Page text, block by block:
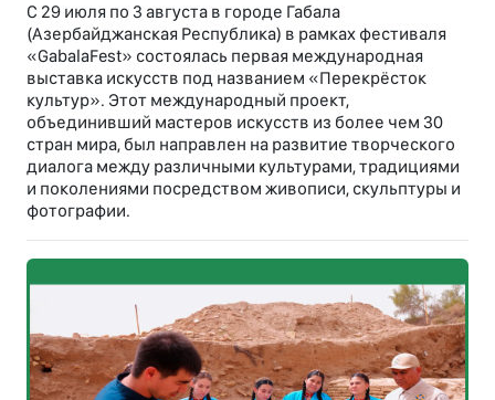
С 29 июля по 3 августа в городе Габала
(Азербайджанская Республика) в рамках фестиваля
«GabalaFest» состоялась первая международная
выставка искусств под названием «Перекрёсток
культур». Этот международный проект,
объединивший мастеров искусств из более чем 30
стран мира, был направлен на развитие творческого
диалога между различными культурами, традициями
и поколениями посредством живописи, скульптуры и
фотографии.